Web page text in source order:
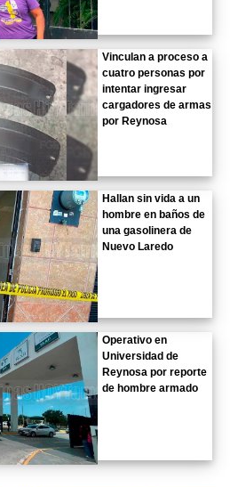
Vinculan a proceso a
cuatro personas por
intentar ingresar
cargadores de armas
por Reynosa
Hallan sin vida a un
hombre en baños de
una gasolinera de
Nuevo Laredo
Operativo en
Universidad de
Reynosa por reporte
de hombre armado